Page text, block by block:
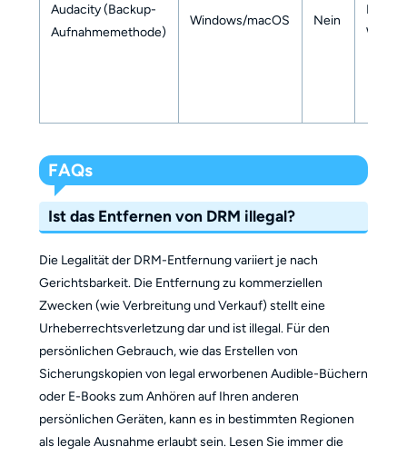
Audacity (Backup-
Aufnahmemethode)
Windows/macOS Nein
MP3,
WAV
FAQs
Ist das Entfernen von DRM illegal?
Die Legalität der DRM-Entfernung variiert je nach
Gerichtsbarkeit. Die Entfernung zu kommerziellen
Zwecken (wie Verbreitung und Verkauf) stellt eine
Urheberrechtsverletzung dar und ist illegal. Für den
persönlichen Gebrauch, wie das Erstellen von
Sicherungskopien von legal erworbenen Audible-Büchern
oder E-Books zum Anhören auf Ihren anderen
persönlichen Geräten, kann es in bestimmten Regionen
als legale Ausnahme erlaubt sein. Lesen Sie immer die